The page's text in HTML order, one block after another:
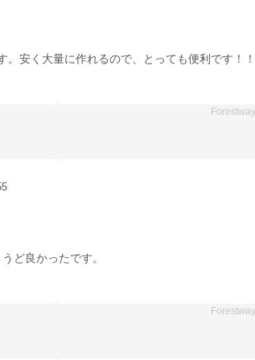
安く大量に作れるので、とっても便利です！！
Forestway
ど良かったです。
Forestway